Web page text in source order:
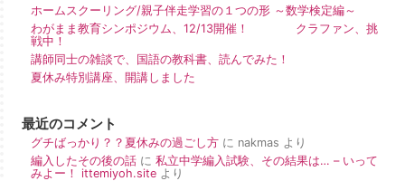
ホームスクーリング/親子伴走学習の１つの形 ～数学検定編～
わがまま教育シンポジウム、12/13開催！ クラファン、挑
戦中！
講師同士の雑談で、国語の教科書、読んでみた！
夏休み特別講座、開講しました
最近のコメント
グチばっかり？？夏休みの過ごし方 に nakmas より
編入したその後の話 に 私立中学編入試験、その結果は… – いって
みよー！ ittemiyoh.site より